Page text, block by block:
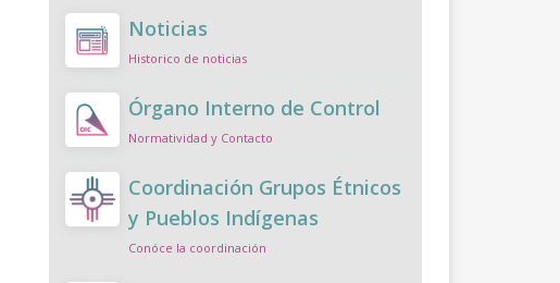
Noticias
Historico de noticias
Órgano Interno de Control
Normatividad y Contacto
Coordinación Grupos Étnicos
y Pueblos Indígenas
Conóce la coordinación